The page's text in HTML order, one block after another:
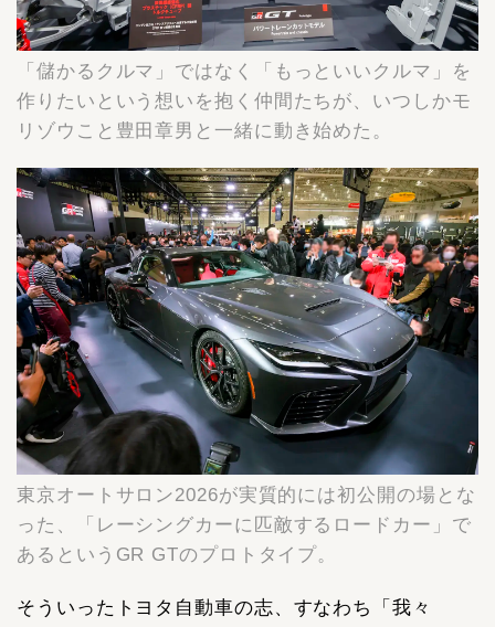
「儲かるクルマ」ではなく「もっといいクルマ」を
作りたいという想いを抱く仲間たちが、いつしかモ
リゾウこと豊田章男と一緒に動き始めた。
東京オートサロン2026が実質的には初公開の場とな
った、「レーシングカーに匹敵するロードカー」で
あるというGR GTのプロトタイプ。
そういったトヨタ自動車の志、すなわち「我々